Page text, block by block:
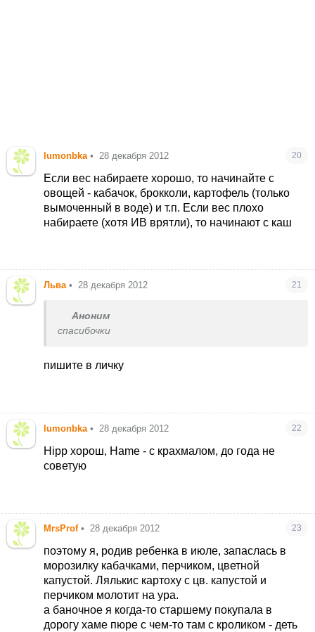
lumonbka • 28 декабря 2012 20
Если вес набираете хорошо, то начинайте с
овощей - кабачок, брокколи, картофель (только
вымоченный в воде) и т.п. Если вес плохо
набираете (хотя ИВ врятли), то начинают с каш
Льва • 28 декабря 2012 21
Аноним
спасибочки
пишите в личку
lumonbka • 28 декабря 2012 22
Hipp хорош, Hame - с крахмалом, до года не
советую
MrsProf • 28 декабря 2012 23
поэтому я, родив ребенка в июле, запаслась в
морозилку кабачками, перчиком, цветной
капустой. Лялькис картоху с цв. капустой и
перчиком молотит на ура.
а баночное я когда-то старшему покупала в
дорогу хаме пюре с чем-то там с кроликом - деть